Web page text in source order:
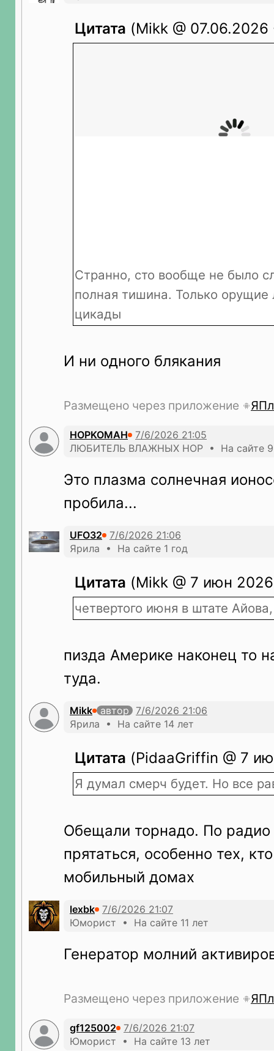
Цитата (Mikk @
Странно, сто вообще не было
полная тишина. Только орущие
цикады
И ни одного блякания
Размещено через приложение
HOPKOMAH
ЛЮБИТЕЛЬ ВЛАЖНЫХ НОР • На сайте 9
Это плазма солнечная
пробила...
UFO32
Ярила • На сайте 1 год
Цитата (Mikk @ 7 июн
четвертого июня в штате
пизда Америке наконец то
туда.
Mikk
автор
Ярила • На сайте 14 лет
Цитата (PidaaGriffin @ 7
Я думал смерч будет. Но все
Обещали торнадо. По радио
прятаться, особенно тех,
мобильный домах
lexbk
Юморист • На сайте 11 лет
Генератор молний
Размещено через приложение
gf125002
Юморист • На сайте 13 лет